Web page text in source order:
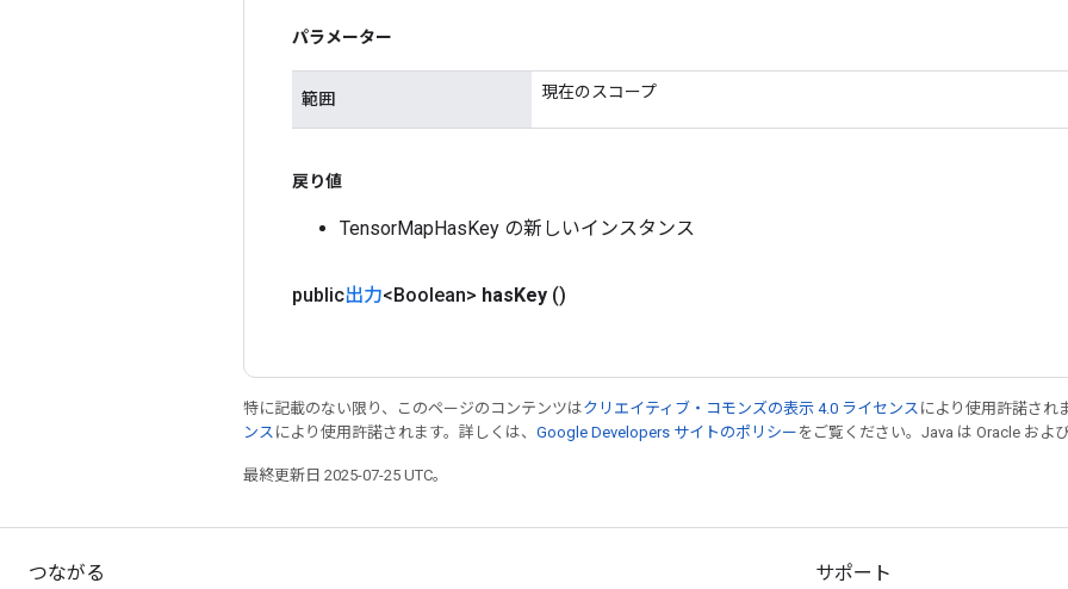
パラメーター
範囲 現在のスコープ
戻り値
TensorMapHasKey の新しいインスタンス
public出力<Boolean> hasKey ()
特に記載のない限り、このページのコンテンツはクリエイティブ・コモンズの表示 4.0 ライセンス により使用許諾され
ンス により使用許諾されます。詳しくは、 Google Developers サイトのポリシー をご覧ください。Java は Oracle およ
最終更新日 2025-07-25 UTC。
つながる サポート